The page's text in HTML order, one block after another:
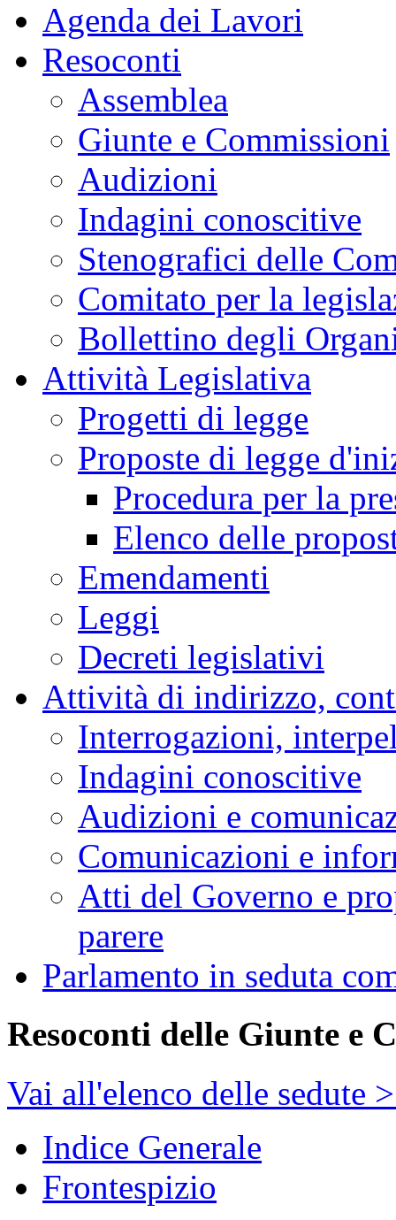
Agenda dei Lavori
Resoconti
Assemblea
Giunte e Commissioni
Audizioni
Indagini conoscitive
Stenografici delle
Comitato per la
Bollettino degli
Attività Legislativa
Progetti di legge
Proposte di legge
Procedura per la
Elenco delle
Emendamenti
Leggi
Decreti legislativi
Attività di indirizzo,
Interrogazioni,
Indagini conoscitive
Audizioni e
Comunicazioni e
Atti del Governo e
parere
Parlamento in seduta
Resoconti delle Giunte e
Vai all'elenco delle sedute
Indice Generale
Frontespizio